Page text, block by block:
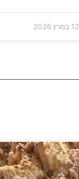
12 במרץ 2026